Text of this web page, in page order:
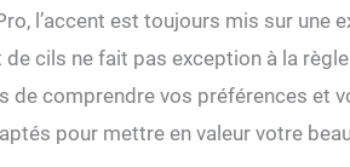
l’accent est toujours mis sur une
cils ne fait pas exception à la
de comprendre vos préférences et
pour mettre en valeur votre